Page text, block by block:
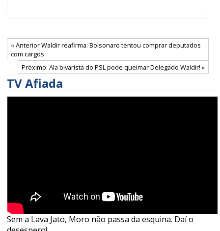
« Anterior Waldir reafirma: Bolsonaro tentou comprar deputados
com cargos
Próximo: Ala bivarista do PSL pode queimar Delegado Waldir! »
TV Afiada
Sem a Lava Jato, Moro não passa da esquina. Daí o